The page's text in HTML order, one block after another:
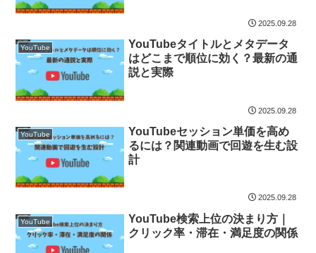
2025.09.28
YouTube
YouTubeタイトルとメタデータ
はどこまで順位に効く？最新の通
説と実際
2025.09.28
YouTube
YouTubeセッション単価を高め
るには？関連動画で回遊を生む設
計
2025.09.28
YouTube
YouTube検索上位の決まり方｜
クリック率・滞在・満足度の関係